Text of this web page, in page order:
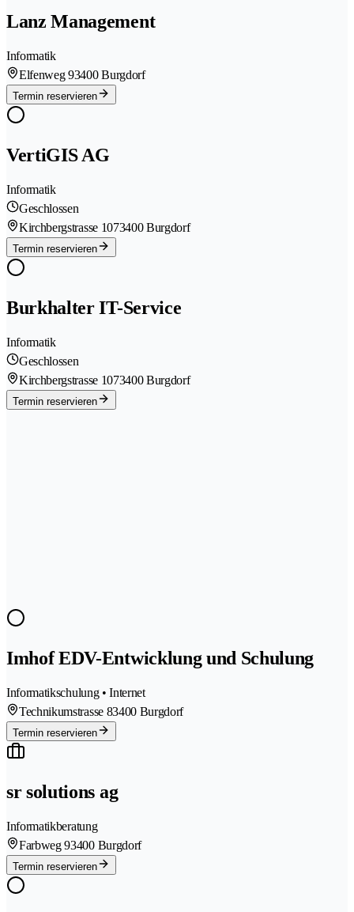
Lanz Management
Informatik
Elfenweg 93400 Burgdorf
Termin reservieren
VertiGIS AG
Informatik
Geschlossen
Kirchbergstrasse 1073400 Burgdorf
Termin reservieren
Burkhalter IT-Service
Informatik
Geschlossen
Kirchbergstrasse 1073400 Burgdorf
Termin reservieren
Imhof EDV-Entwicklung und Schulung
Informatikschulung • Internet
Technikumstrasse 83400 Burgdorf
Termin reservieren
sr solutions ag
Informatikberatung
Farbweg 93400 Burgdorf
Termin reservieren